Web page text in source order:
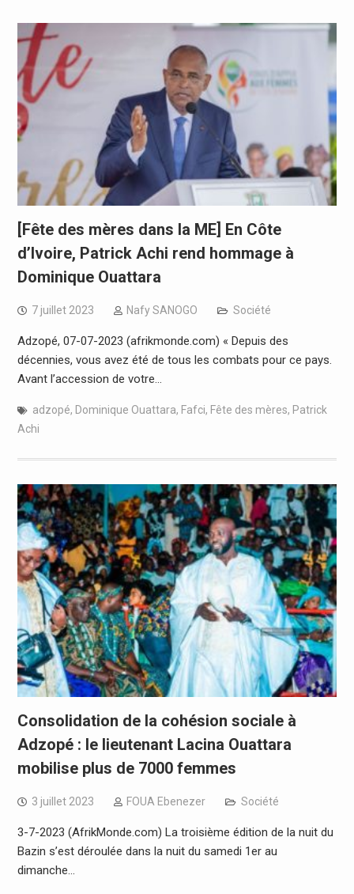
[Fête des mères dans la ME] En Côte
d’Ivoire, Patrick Achi rend hommage à
Dominique Ouattara
7 juillet 2023 Nafy SANOGO Société
Adzopé, 07-07-2023 (afrikmonde.com) « Depuis des
décennies, vous avez été de tous les combats pour ce pays.
Avant l’accession de votre…
adzopé, Dominique Ouattara, Fafci, Fête des mères, Patrick
Achi
Consolidation de la cohésion sociale à
Adzopé : le lieutenant Lacina Ouattara
mobilise plus de 7000 femmes
3 juillet 2023 FOUA Ebenezer Société
3-7-2023 (AfrikMonde.com) La troisième édition de la nuit du
Bazin s’est déroulée dans la nuit du samedi 1er au
dimanche…